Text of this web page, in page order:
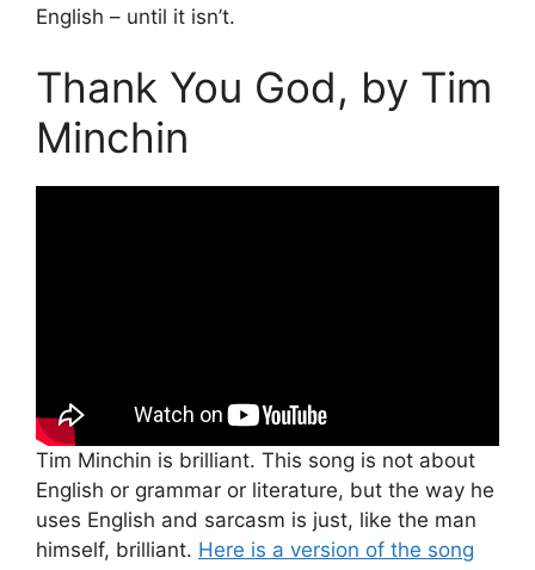
English – until it isn’t.
Thank You God, by Tim
Minchin
Tim Minchin is brilliant. This song is not about
English or grammar or literature, but the way he
uses English and sarcasm is just, like the man
himself, brilliant. Here is a version of the song